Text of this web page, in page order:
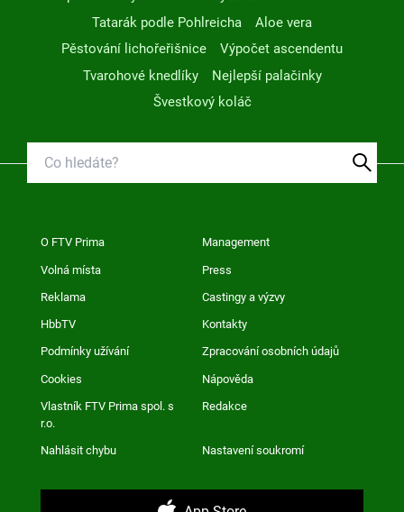
Tatarák podle Pohlreicha
Aloe vera
Pěstování lichořeřišnice
Výpočet ascendentu
Tvarohové knedlíky
Nejlepší palačinky
Švestkový koláč
O FTV Prima Management
Volná místa Press
Reklama Castingy a výzvy
HbbTV Kontakty
Podmínky užívání Zpracování osobních údajů
Cookies Nápověda
Vlastník FTV Prima spol. s
r.o.
Redakce
Nahlásit chybu Nastavení soukromí